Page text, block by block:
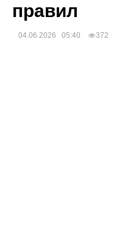
правил
04.06.2026 05:40 372